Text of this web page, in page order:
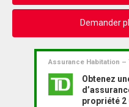
Demander
Assurance Habitation –
Obtenez
propriété 2